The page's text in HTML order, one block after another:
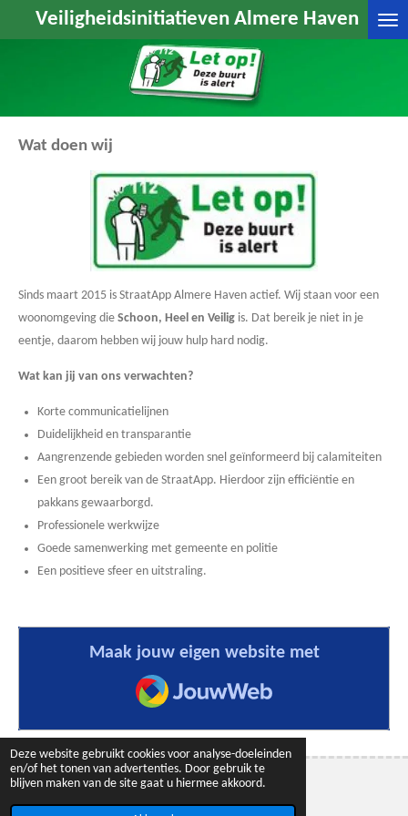
Deze website gebruikt cookies voor analyse-doeleinden
en/of het tonen van advertenties. Door gebruik te
blijven maken van de site gaat u hiermee akkoord.
direct
Veiligheidsinitiatieven Almere Haven
Wat doen wij
Sinds maart 2015 is StraatApp Almere Haven actief. Wij staan voor een
woonomgeving die Schoon, Heel en Veilig is. Dat bereik je niet in je
eentje, daarom hebben wij jouw hulp hard nodig.
Wat kan jij van ons verwachten?
Korte communicatielijnen
Duidelijkheid en transparantie
Aangrenzende gebieden worden snel geïnformeerd bij calamiteiten
Een groot bereik van de StraatApp. Hierdoor zijn efficiëntie en
pakkans gewaarborgd.
Professionele werkwijze
Goede samenwerking met gemeente en politie
Een positieve sfeer en uitstraling.
Maak jouw eigen website met
JouwWeb
© 2016 - 2026 Veilig Almere Haven